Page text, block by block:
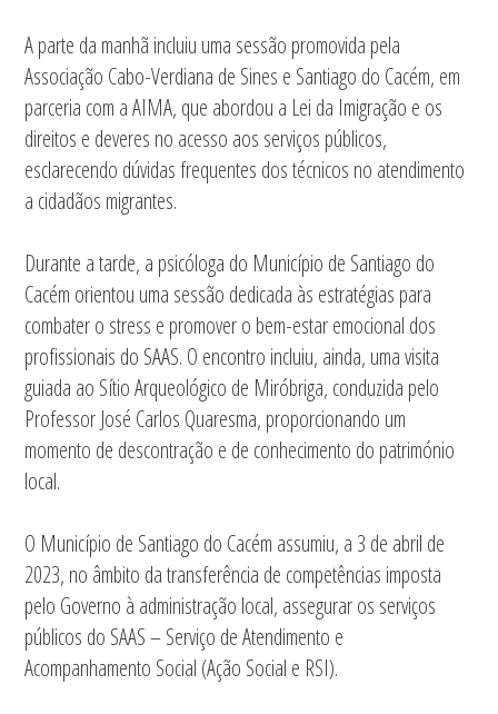
A parte da manhã incluiu uma sessão promovida pela
Associação Cabo-Verdiana de Sines e Santiago do Cacém, em
parceria com a AIMA, que abordou a Lei da Imigração e os
direitos e deveres no acesso aos serviços públicos,
esclarecendo dúvidas frequentes dos técnicos no atendimento
a cidadãos migrantes.
Durante a tarde, a psicóloga do Município de Santiago do
Cacém orientou uma sessão dedicada às estratégias para
combater o stress e promover o bem-estar emocional dos
profissionais do SAAS. O encontro incluiu, ainda, uma visita
guiada ao Sítio Arqueológico de Miróbriga, conduzida pelo
Professor José Carlos Quaresma, proporcionando um
momento de descontração e de conhecimento do património
local.
O Município de Santiago do Cacém assumiu, a 3 de abril de
2023, no âmbito da transferência de competências imposta
pelo Governo à administração local, assegurar os serviços
públicos do SAAS – Serviço de Atendimento e
Acompanhamento Social (Ação Social e RSI).